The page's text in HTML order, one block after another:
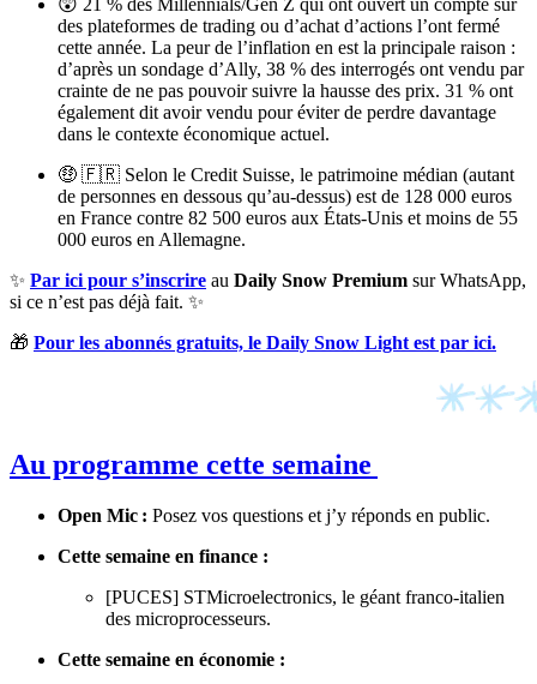
des plateformes de trading ou d’achat d’actions l’ont fermé
cette année. La peur de l’inflation en est la principale raison :
d’après un sondage d’Ally, 38 % des interrogés ont vendu par
crainte de ne pas pouvoir suivre la hausse des prix. 31 % ont
également dit avoir vendu pour éviter de perdre davantage
dans le contexte économique actuel.
🤑 🇫🇷 Selon le Credit Suisse, le patrimoine médian (autant
de personnes en dessous qu’au-dessus) est de 128 000 euros
en France contre 82 500 euros aux États-Unis et moins de 55
000 euros en Allemagne.
✨ Par ici pour s’inscrire au Daily Snow Premium sur WhatsApp,
si ce n’est pas déjà fait. ✨
🎁 Pour les abonnés gratuits, le Daily Snow Light est par ici.
Au programme cette semaine
Open Mic : Posez vos questions et j’y réponds en public.
Cette semaine en finance :
[PUCES] STMicroelectronics, le géant franco-italien
des microprocesseurs.
Cette semaine en économie :